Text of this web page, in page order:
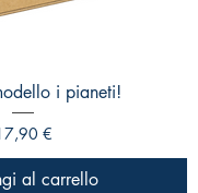
i pianeti!
€
al carrello